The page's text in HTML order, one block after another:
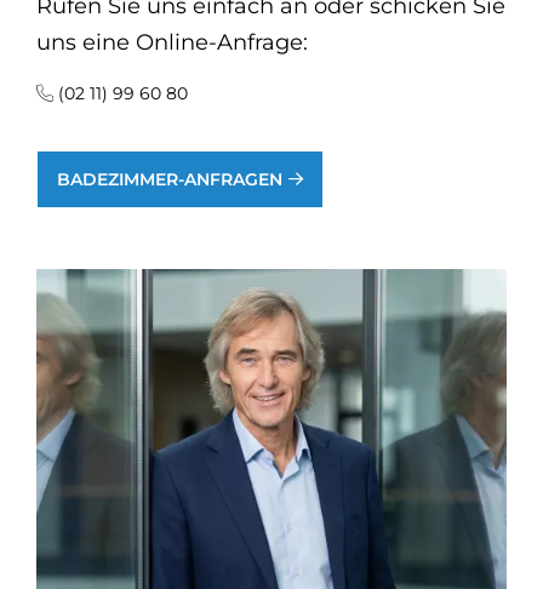
Rufen Sie uns einfach an oder schicken Sie
uns eine Online-Anfrage:
(02 11) 99 60 80
BADEZIMMER-ANFRAGEN